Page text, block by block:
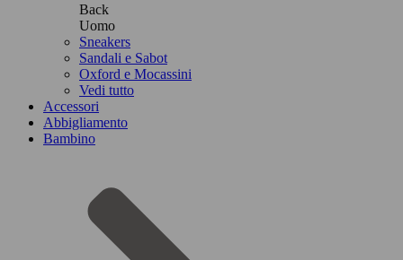
Back
Uomo
Sneakers
Sandali e Sabot
Oxford e Mocassini
Vedi tutto
Accessori
Abbigliamento
Bambino